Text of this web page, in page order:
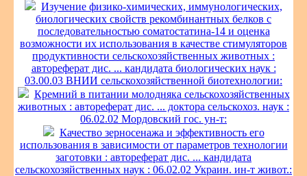
Изучение физико-химических, иммунологических,
биологических свойств рекомбинантных белков с
последовательностью соматостатина-14 и оценка
возможности их использования в качестве стимуляторов
продуктивности сельскохозяйственных животных :
автореферат дис. ... кандидата биологических наук :
03.00.03 ВНИИ сельскохозяйственной биотехнологии:
Кремний в питании молодняка сельскохозяйственных
животных : автореферат дис. ... доктора сельскохоз. наук :
06.02.02 Мордовский гос. ун-т:
Качество зерносенажа и эффективность его
использования в зависимости от параметров технологии
заготовки : автореферат дис. ... кандидата
сельскохозяйственных наук : 06.02.02 Украин. ин-т живот.: